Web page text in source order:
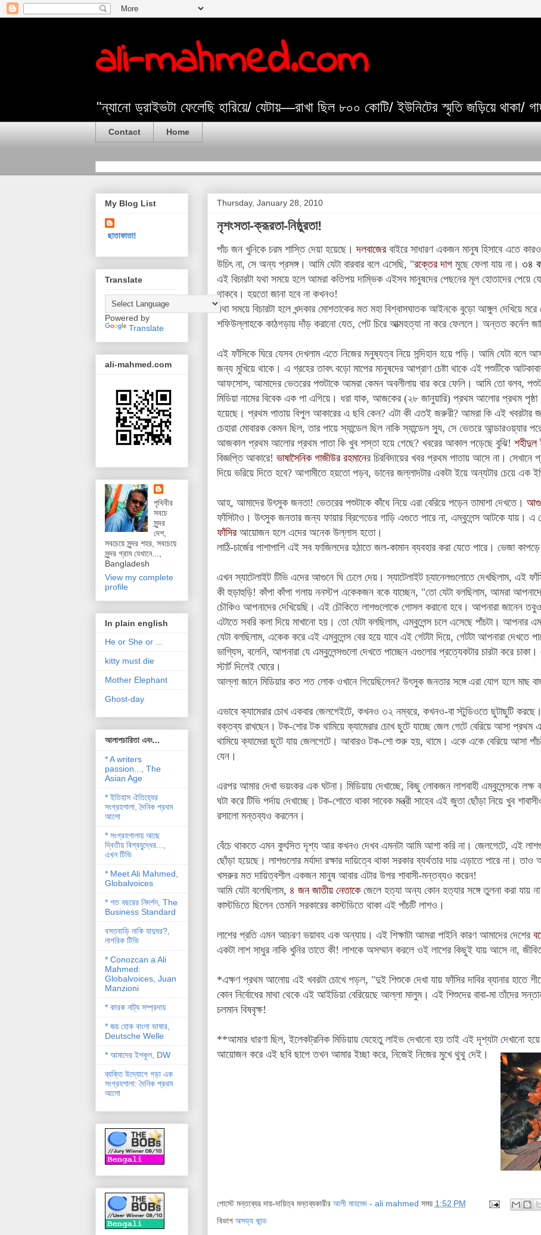
ali-mahmed.com
"ন্যানো ড্রাইভটা ফেলেছি হারিয়ে/ যেটায়—রাখা ছিল ৮০০ কোটি/ ইউনিটের স্মৃতি জড়িয়ে থাকা/
Contact Home
Thursday, January 28, 2010
নৃশংসতা-ক্রূরতা-নিষ্ঠুরতা!
পাঁচ জন খুনিকে চরম শাস্তি দেয়া হয়েছে।দলবাজেরবাইরে সাধারণ একজন মানুষ হিসাবে এতে
উচিৎ না, সে অন্য প্রসঙ্গ। আমি যেটা বারবার বলে এসেছি, "রক্তের দাগমুছে ফেলা যায় না। ৩৪
এই বিচারটা যথা সময়ে হলে আমরা কতিপয় দাম্ভিক এইসব মানুষদের পেছনের মূল হোতাদের পেয়ে
থাকবে। হয়তো জানা হবে না কখনও!
যথা সময়ে বিচারটা হলে খন্দকার মোশতাকের মত মহা বিশ্বাসঘাতক আইনকে বুড়ো আঙ্গুল দেখিয়ে মরে
শফিউল্লাহকে কাঠগড়ায় দাঁড় করানো যেত, পেট চিরে আত্মহত্যা না করে ফেললে। অন্তত কর্নেল
এই ফাঁসিকে ঘিরে যেসব দেখলাম এতে নিজের মনুষ্যত্ব নিয়ে সন্দিহান হয়ে পড়ি। আমি যেটা বলে
জন্য মুখিয়ে থাকে। এ গ্রহের তাবৎ বড়ো মাপের মানুষদের আপ্রাণ চেষ্টা থাকে এই পশুটিকে
আফসোস, আমাদের ভেতরের পশুটাকে আমরা কেমন অবলীলায় বার করে ফেলি। আমি তো বলব,
মিডিয়া নামের বিবেক এক পা এগিয়ে। ধরা যাক, আজকের (২৮ জানুয়ারি) প্রথম আলোর প্রথম
হয়েছে। প্রথম পাতায় বিপুল আকারের এ ছবি কেন? এটা কী এতই জরুরী? আমরা কি এই খবরটার
চেহারা মোবারক কেমন ছিল, তার পায়ে স্যান্ডেল ছিল নাকি স্যান্ডেল স্যু, সে ভেতরে আন্ডারওয়্যার
আজকাল প্রথম আলোর প্রথম পাতা কি খুব শস্তা হয়ে গেছে? খবরের আকাল পড়েছে বুঝি! শহীদুল
বিজ্ঞপ্তি আকারে! ভাষাসৈনিক গাজীউর রহমানের চিরবিদায়ের খবর প্রথম পাতায় আসে না। সেখানে
দিয়ে ভরিয়ে দিতে হবে? আগামীতে হয়তো পড়ব, ডানের জল্লাদটার একটা ইয়ে অন্যটার চেয়ে এক
আহ, আমাদের উৎসুক জনতা! ভেতরের পশুটাকে কাঁধে নিয়ে এরা বেরিয়ে পড়েন তামাশা দেখতে।
ফাঁসিটাও। উৎসুক জনতার জন্য ফায়ার ব্রিগেডের গাড়ি এগুতে পারে না, এম্বুলেন্স আটকে যায়। এ
ফাঁসিরআয়োজন হলে এদের অনেক উল্লাস হতো।
লাঠি-চার্জের পাশাপাশি এই সব ফাজিলদের হঠাতে জল-কামান ব্যবহার করা যেতে পারে। ভেজা
এখন স্যাটেলাইট টিভি এদের আগুনে ঘি ঢেলে দেয়। স্যাটেলাইট চ্যানেলগুলোতে দেখছিলাম, এই
কী হুড়াহুড়ি! কাঁপা কাঁপা গলায় ননস্টপ একেকজন বকে যাচ্ছেন, "তো যেটা বলছিলাম, আমরা
চৌকিও আপনাদের দেখিয়েছি। এই চৌকিতে লাশগুলোকে গোসল করানো হবে। আপনারা জানেন তবুও
এটাতে সবরি কলা দিয়ে মাখানো হয়। তো যেটা বলছিলাম, এম্বুলেন্স চলে এসেছে পাঁচটা। আপনার
যেটা বলছিলাম, একেক করে এই এম্বুলেন্স বের হয়ে যাবে এই গেটটা দিয়ে, গেটটা আপনারা দেখতে
ভাগ্যিস, বলেনি, আপনারা যে এম্বুলেন্সগুলো দেখতে পাচ্ছেন এগুলোর প্রত্যেকটার চারটা করে
স্টার্ট দিলেই ঘোরে।
আল্লা জানে মিডিয়ার কত শত লোক ওখানে গিয়েছিলেন? উৎসুক জনতার সঙ্গে এরা যোগ হলে মাছ
এভাবে ক্যামেরার চোখ একবার জেলগেইটে, কখনও ৩২ নম্বরে, কখনও-বা স্টুডিওতে ছুটাছুটি
বক্তব্য রাখছেন। টক-শোর টক থামিয়ে ক্যামেরার চোখ ছুটে যাচ্ছে জেল গেটে বেরিয়ে আসা
থামিয়ে ক্যামেরা ছুটে যায় জেলগেটে। আবারও টক-শো শুরু হয়, থামে। একে একে বেরিয়ে আসা
যেন।
এরপর আমার দেখা ভয়ংকর এক ঘটনা। মিডিয়ায় দেখাচ্ছে, কিছু লোকজন লাশবাহী এম্বুলেন্সকে
ঘটা করে টিভি পর্দায় দেখাচ্ছে। টক-শোতে থাকা সাবেক মন্ত্রী সাহেব এই জুতা ছোঁড়া নিয়ে খুব
রসালো মন্তব্যও করলেন।
বেঁচে থাকতে এমন কুৎসিত দৃশ্য আর কখনও দেখব এমনটা আমি আশা করি না। জেলগেটে, এই
ছোঁড়া হয়েছে। লাশগুলোর মর্যাদা রক্ষার দায়িত্বে থাকা সরকার ব্যর্থতার দায় এড়াতে পারে না।
খসরুর মত দায়িত্বশীল একজন মানুষ আবার এটার উপর শাবাসী-মন্তব্যও করেন!
আমি যেটা বলেছিলাম, ৪ জন জাতীয় নেতাকেজেলে হত্যা অন্য কোন হত্যার সঙ্গে তুলনা করা যায়
কাস্টডিতে ছিলেন তেমনি সরকারের কাস্টডিতে থাকা এই পাঁচটি লাশও।
লাশের প্রতি এমন আচরণ ভয়াবহ এক অন্যায়। এই শিক্ষাটা আমরা পাইনি কারণ আমাদের দেশের
একটা লাশ সাধুর নাকি খুনির তাতে কী! লাশকে অসম্মান করলে ওই লাশের কিছুই যায় আসে না,
*এক্ষণ প্রথম আলোয় এই খবরটা চোখে পড়ল, "দুই শিশুকে দেখা যায় ফাঁসির দাবির ব্যানার হাতে
কোন নির্বোধের মাথা থেকে এই আইডিয়া বেরিয়েছে আল্লা মালুম। এই শিশুদের বাবা-মা তাঁদের
চলমান বিষবৃক্ষ!
**আমার ধারণা ছিল, ইলেকট্রনিক মিডিয়ায় যেহেতু লাইভ দেখানো হয় তাই এই দৃশ্যটা দেখানো
আয়োজন করে এই ছবি ছাপে তখন আমার ইচ্ছা করে, নিজেই নিজের মুখে থুথু দেই।
পোস্টে মন্তব্যের দায়-দায়িত্ব মন্তব্যকারীর আলী মাহমেদ - ali mahmed সময় 1:52 PM
বিভাগ অসভ্য কান্ড
My Blog List
ছাতাফাতা!
Translate
Powered by
Translate
ali-mahmed.com
পৃথিবীর
সবচে
সুন্দর
দেশ,
সবচেয়ে সুন্দর শহর, সবচেয়ে
সুন্দর গ্রাম যেখানে...,
Bangladesh
View my complete
profile
In plain english
He or She or ...
kitty must die
Mother Elephant
Ghost-day
আলাপচারিতা এবং...
* A writers
passion..., The
Asian Age
* ইতিহাস ঐতিহ্যের
সংগ্রহশালা, দৈনিক প্রথম
আলো
* সংগ্রহশালায় আছে
দ্বিতীয় বিশ্বযু্দ্ধের...,
এখন টিভি
* Meet Ali Mahmed,
Globalvoices
* শত বছরের নিদর্শন, The
Business Standard
বসতবাড়ি নাকি যাদুঘর?,
নাগরিক টিভি
* Conozcan a Ali
Mahmed:
Globalvoices, Juan
Manzioni
* কারক নাট্য সম্প্রদায়
* জয় হোক বাংলা ভাষার,
Deutsche Welle
* আমাদের ইশকুল, DW
ব্যক্তি উদ্যোগে গড়া এক
সংগ্রহশালা: দৈনিক প্রথম
আলো